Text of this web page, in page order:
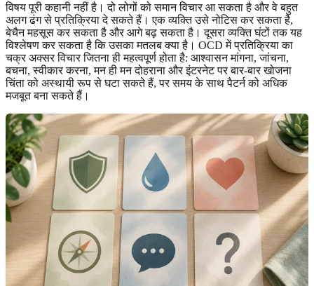
विषय पूरी कहानी नहीं है। दो लोगों को समान विचार आ सकता है और वे बहुत
अलग ढंग से प्रतिक्रिया दे सकते हैं। एक व्यक्ति उसे नोटिस कर सकता है,
बेचैन महसूस कर सकता है और आगे बढ़ सकता है। दूसरा व्यक्ति घंटों तक यह
विश्लेषण कर सकता है कि उसका मतलब क्या है। OCD में प्रतिक्रिया का
चक्र अक्सर विचार जितना ही महत्वपूर्ण होता है: आश्वासन मांगना, जांचना,
बचना, स्वीकार करना, मन ही मन दोहराना और इंटरनेट पर बार-बार खोजना
चिंता को अस्थायी रूप से घटा सकते हैं, पर समय के साथ पैटर्न को अधिक
मजबूत बना सकते हैं।